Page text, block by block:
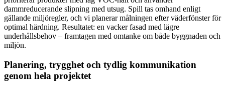
dammreducerande slipning med utsug. Spill tas omhand enligt
gällande miljöregler, och vi planerar målningen efter väderfönster för
optimal härdning. Resultatet: en vacker fasad med lägre
underhållsbehov – framtagen med omtanke om både byggnaden och
miljön.
Planering, trygghet och tydlig kommunikation
genom hela projektet